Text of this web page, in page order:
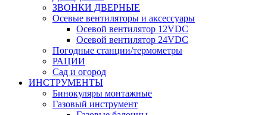
ЗВОНКИ ДВЕРНЫЕ
Осевые вентиляторы и аксессуары
Осевой вентилятор 12VDC
Осевой вентилятор 24VDC
Погодные станции/термометры
РАЦИИ
Сад и огород
ИНСТРУМЕНТЫ
Бинокуляры монтажные
Газовый инструмент